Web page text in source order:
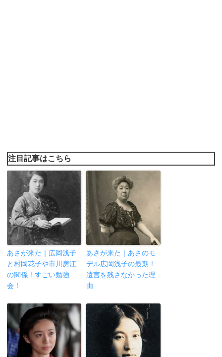
注目記事はこちら
あさが来た｜広岡浅子
と村岡花子や市川房江
の関係！すごい勉強
会！
あさが来た｜あさのモ
デル広岡浅子の最期！
遺言を残さなかった理
由